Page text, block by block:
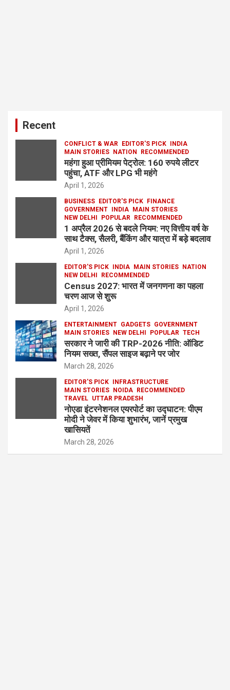
Recent
CONFLICT & WAR EDITOR'S PICK INDIA
MAIN STORIES NATION RECOMMENDED
महंगा हुआ प्रीमियम पेट्रोल: 160 रुपये लीटर
पहुंचा, ATF और LPG भी महंगे
April 1, 2026
BUSINESS EDITOR'S PICK FINANCE
GOVERNMENT INDIA MAIN STORIES
NEW DELHI
POPULAR RECOMMENDED
1 अप्रैल 2026 से बदले नियम: नए वित्तीय वर्ष के
साथ टैक्स, सैलरी, बैंकिंग और यात्रा में बड़े बदलाव
April 1, 2026
EDITOR'S PICK INDIA MAIN STORIES NATION
NEW DELHI
RECOMMENDED
Census 2027: भारत में जनगणना का पहला
चरण आज से शुरू
April 1, 2026
ENTERTAINMENT GADGETS GOVERNMENT
MAIN STORIES NEW DELHI POPULAR TECH
सरकार ने जारी की TRP-2026 नीति: ऑडिट
नियम सख्त, सैंपल साइज बढ़ाने पर जोर
March 28, 2026
EDITOR'S PICK INFRASTRUCTURE
MAIN STORIES NOIDA RECOMMENDED
TRAVEL UTTAR PRADESH
नोएडा इंटरनेशनल एयरपोर्ट का उद्घाटन: पीएम
मोदी ने जेवर में किया शुभारंभ, जानें प्रमुख
खासियतें
March 28, 2026